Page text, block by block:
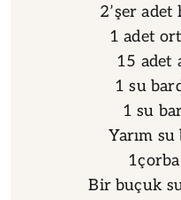
2’şer
1 adet
15 adet
1 su
1 su
Yarım su
1çorba
Bir buçuk